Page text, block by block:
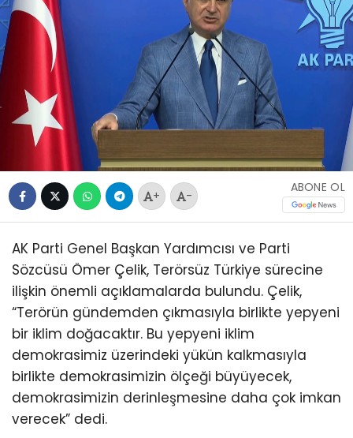
+ -
ABONE OL
AK Parti Genel Başkan Yardımcısı ve Parti
Sözcüsü Ömer Çelik, Terörsüz Türkiye sürecine
ilişkin önemli açıklamalarda bulundu. Çelik,
“Terörün gündemden çıkmasıyla birlikte yepyeni
bir iklim doğacaktır. Bu yepyeni iklim
demokrasimiz üzerindeki yükün kalkmasıyla
birlikte demokrasimizin ölçeği büyüyecek,
demokrasimizin derinleşmesine daha çok imkan
verecek” dedi.